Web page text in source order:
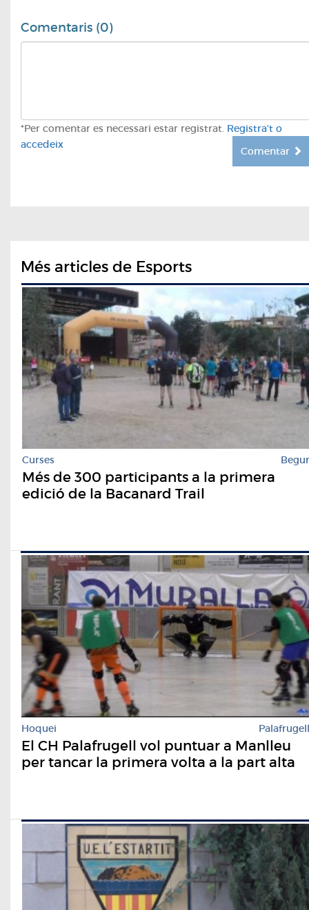
Comentaris (0)
*Per comentar es necessari estar registrat. Registra't o
accedeix
Comentar
Més articles de Esports
Curses Begur
Més de 300 participants a la primera
edició de la Bacanard Trail
Hoquei Palafrugell
El CH Palafrugell vol puntuar a Manlleu
per tancar la primera volta a la part alta